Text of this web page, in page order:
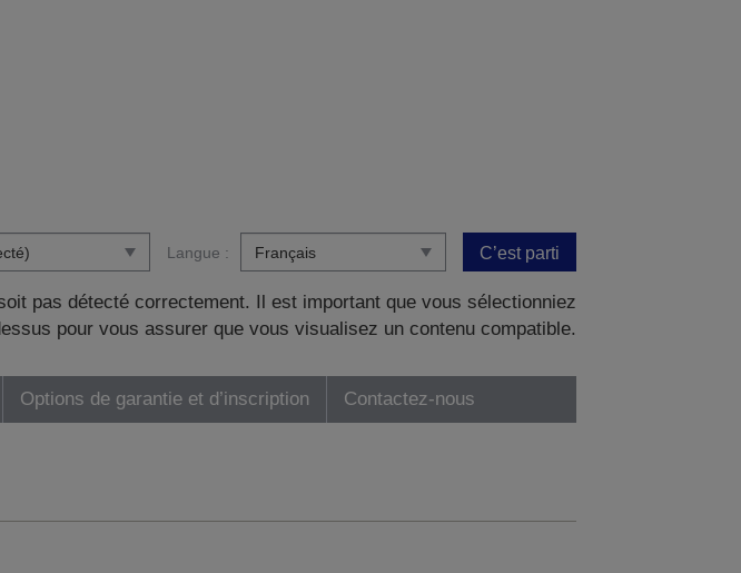
Langue : C’est parti
pas détecté correctement. Il est important que vous sélectionniez
pour vous assurer que vous visualisez un contenu compatible.
Options de garantie et d’inscription Contactez-nous